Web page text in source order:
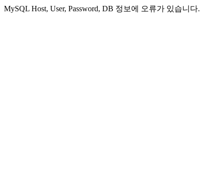
MySQL Host, User, Password, DB 정보에 오류가 있습니다.